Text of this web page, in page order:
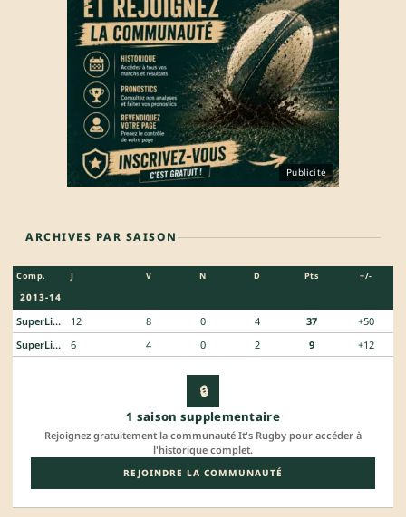
Publicité
ARCHIVES PAR SAISON
Comp. J V N D Pts +/-
2013-14
SuperLiga 12 8 0 4 37
+50
SuperLiga
6 4 0 2 9 +12
🔒
1 saison supplementaire
Rejoignez gratuitement la communauté It's Rugby pour accéder à
l'historique complet.
REJOINDRE LA COMMUNAUTÉ